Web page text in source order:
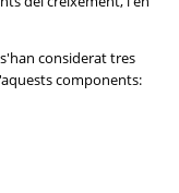
considerat tres
components: